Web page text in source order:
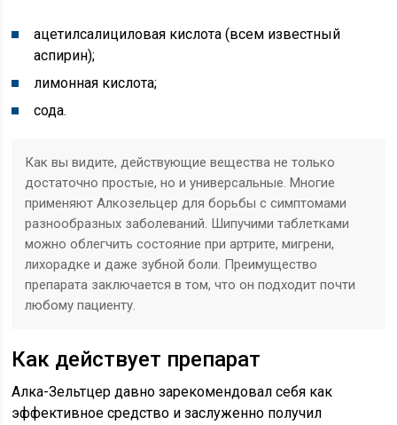
ацетилсалициловая кислота (всем известный
аспирин);
лимонная кислота;
сода.
Как вы видите, действующие вещества не только
достаточно простые, но и универсальные. Многие
применяют Алкозельцер для борьбы с симптомами
разнообразных заболеваний. Шипучими таблетками
можно облегчить состояние при артрите, мигрени,
лихорадке и даже зубной боли. Преимущество
препарата заключается в том, что он подходит почти
любому пациенту.
Как действует препарат
Алка-Зельтцер давно зарекомендовал себя как
эффективное средство и заслуженно получил